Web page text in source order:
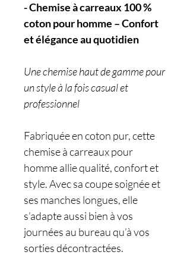
- Chemise à carreaux 100 %
coton pour homme – Confort
et élégance au quotidien
Une chemise haut de gamme pour
un style à la fois casual et
professionnel
Fabriquée en coton pur, cette
chemise à carreaux pour
homme allie qualité, confort et
style. Avec sa coupe soignée et
ses manches longues, elle
s’adapte aussi bien à vos
journées au bureau qu’à vos
sorties décontractées.